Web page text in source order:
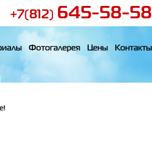
+7(812) 645-58-58
Фотогалерея Цены Контакты